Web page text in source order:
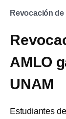
Revocación
AMLO
UNAM
Estudiantes